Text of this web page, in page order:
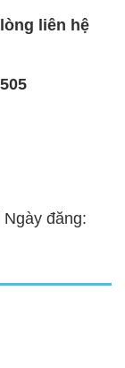
liên hệ
đăng: